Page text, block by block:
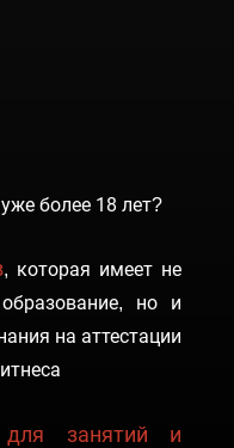
более 18 лет?
, которая имеет не
но и
на аттестации
для занятий и